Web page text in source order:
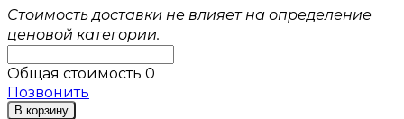
Стоимость доставки не влияет на определение
ценовой категории.
Общая стоимость 0
Позвонить
В корзину